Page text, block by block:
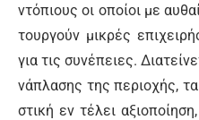
ντό­πιους οι ο­ποί­οι με
τουρ­γούν μι­κρές
για τις συ­νέ­πειες.
νά­πλα­σης της πε­ριο­χής,
στι­κή εν τέ­λει